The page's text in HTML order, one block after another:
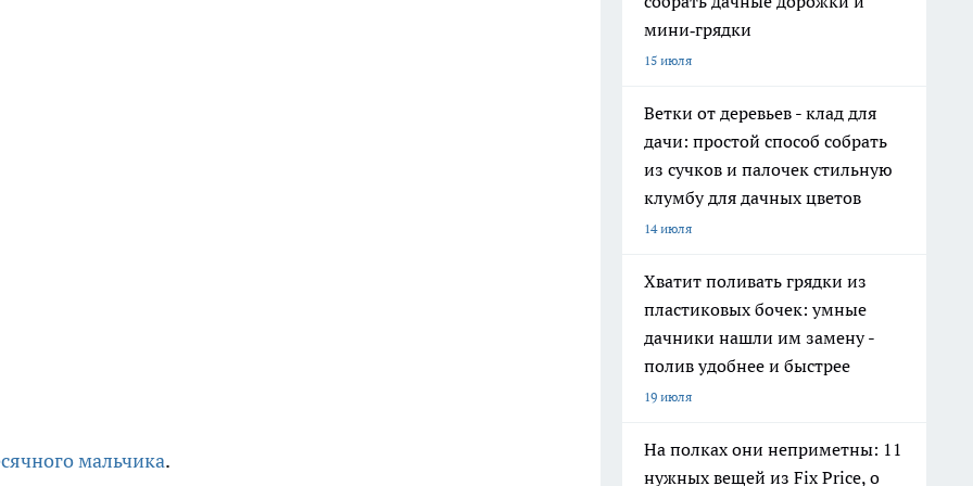
мальчика.
мини‑грядки
15 июля
Ветки от деревьев - клад для
дачи: простой способ собрать
из сучков и палочек стильную
клумбу для дачных цветов
14 июля
Хватит поливать грядки из
пластиковых бочек: умные
дачники нашли им замену -
полив удобнее и быстрее
19 июля
На полках они неприметны: 11
нужных вещей из Fix Price, о